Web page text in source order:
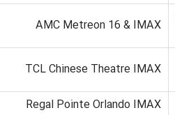
AMC Metreon 16 & IMAX
TCL Chinese Theatre IMAX
Regal Pointe Orlando IMAX